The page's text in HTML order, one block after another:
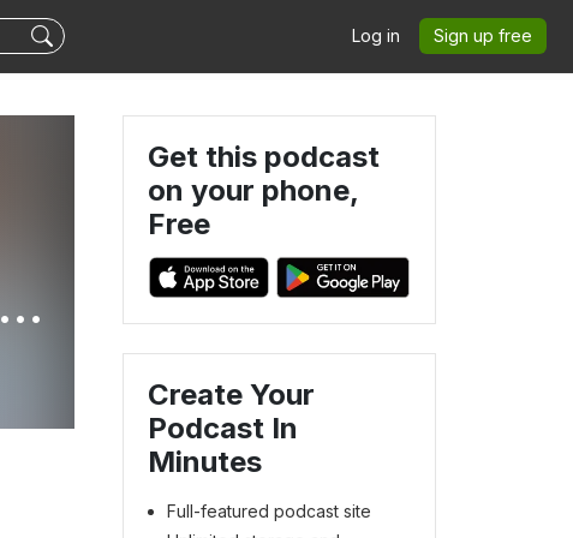
Log in Sign up free
Get this podcast
on your phone,
Free
Create Your
Podcast In
Minutes
Full-featured podcast site